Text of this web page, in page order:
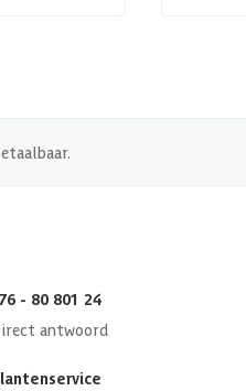
- 80 801 24
antwoord